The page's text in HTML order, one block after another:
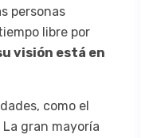
personas
libre por
visión está en
como el
gran mayoría